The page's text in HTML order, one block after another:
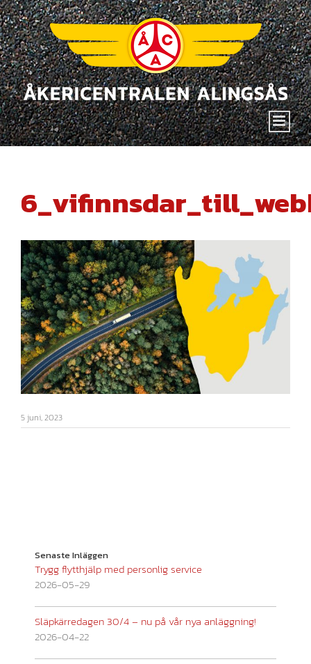
Fortsätt
till
innehållet
5 juni, 2023
Senaste Inläggen
Trygg flytthjälp med personlig service
2026-05-29
Släpkärredagen 30/4 – nu på vår nya anläggning!
2026-04-22